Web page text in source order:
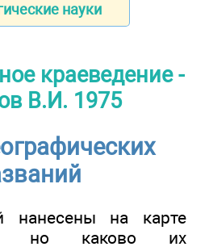
науки
краеведение -
В.И. 1975
нанесены на карте
но каково их